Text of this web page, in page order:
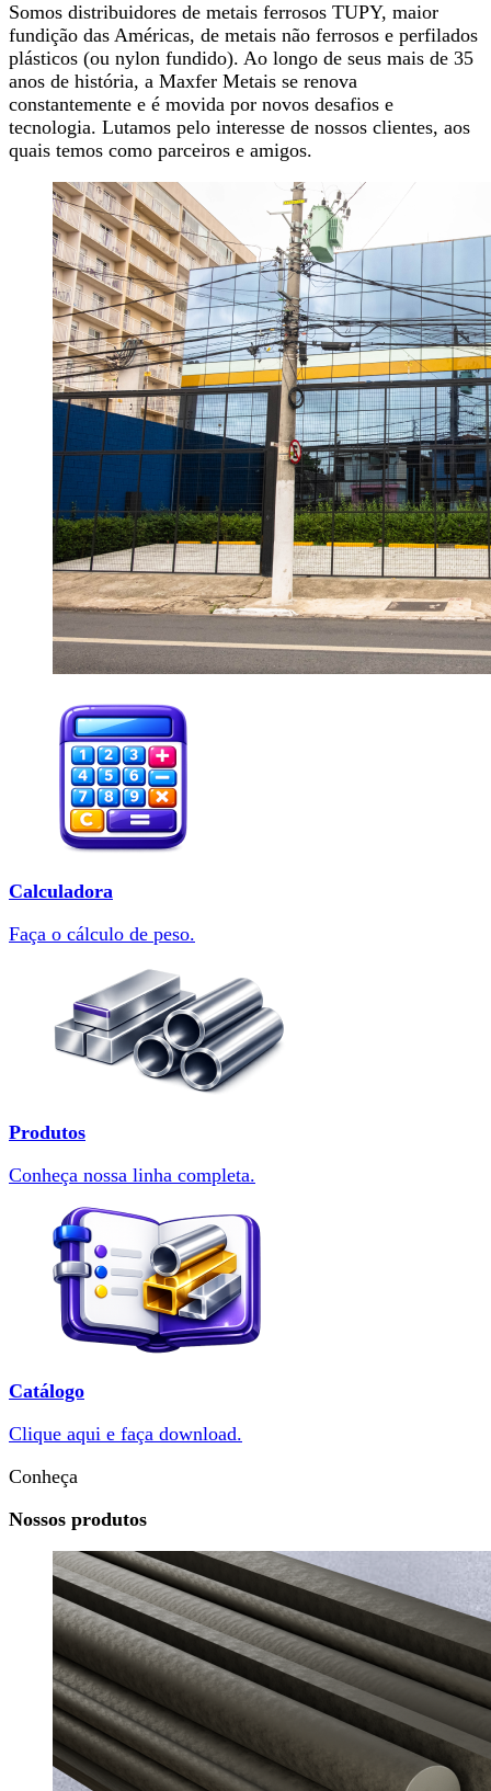
Somos distribuidores de metais ferrosos TUPY, maior
fundição das Américas, de metais não ferrosos e perfilados
plásticos (ou nylon fundido). Ao longo de seus mais de 35
anos de história, a Maxfer Metais se renova
constantemente e é movida por novos desafios e
tecnologia. Lutamos pelo interesse de nossos clientes, aos
quais temos como parceiros e amigos.
Calculadora
Faça o cálculo de peso.
Produtos
Conheça nossa linha completa.
Catálogo
Clique aqui e faça download.
Conheça
Nossos produtos